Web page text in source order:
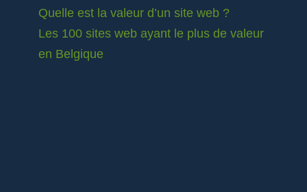
Quelle est la valeur d’un site web ?
Les 100 sites web ayant le plus de valeur
en Belgique